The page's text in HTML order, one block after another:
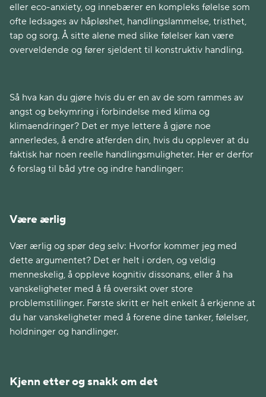
eller eco-anxiety, og innebærer en kompleks følelse som
ofte ledsages av håpløshet, handlingslammelse, tristhet,
tap og sorg. Å sitte alene med slike følelser kan være
overveldende og fører sjeldent til konstruktiv handling.
Så hva kan du gjøre hvis du er en av de som rammes av
angst og bekymring i forbindelse med klima og
klimaendringer? Det er mye lettere å gjøre noe
annerledes, å endre atferden din, hvis du opplever at du
faktisk har noen reelle handlingsmuligheter. Her er derfor
6 forslag til båd ytre og indre handlinger:
Være ærlig
Vær ærlig og spør deg selv: Hvorfor kommer jeg med
dette argumentet? Det er helt i orden, og veldig
menneskelig, å oppleve kognitiv dissonans, eller å ha
vanskeligheter med å få oversikt over store
problemstillinger. Første skritt er helt enkelt å erkjenne at
du har vanskeligheter med å forene dine tanker, følelser,
holdninger og handlinger.
Kjenn etter og snakk om det